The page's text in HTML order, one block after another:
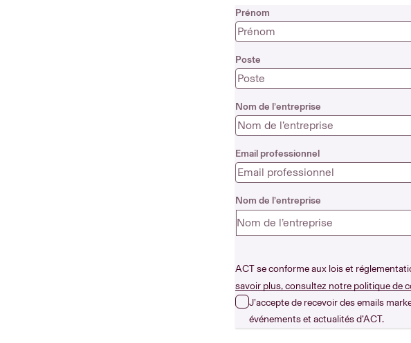
Prénom
Poste
Nom de l’entreprise
Email professionnel
Nom de l’entreprise
Nom de l’entreprise
ACT se conforme aux lois et
savoir plus, consultez notre politique de
J’accepte de recevoir des emails
événements et actualités d’ACT.